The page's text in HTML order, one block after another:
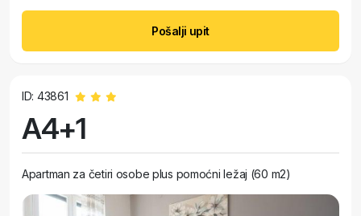
Pošalji upit
ID: 43861
A4+1
Apartman za četiri osobe plus pomoćni ležaj (60 m2)